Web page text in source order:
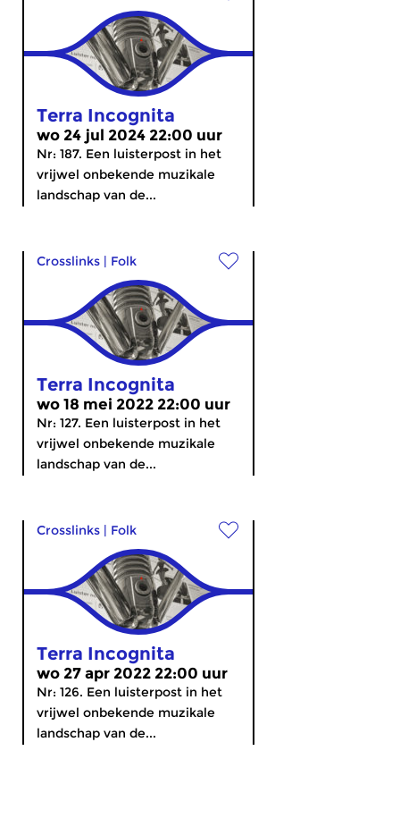
Terra Incognita
wo 24 jul 2024 22:00 uur
Nr: 187. Een luisterpost in het
vrijwel onbekende muzikale
landschap van de...
Crosslinks | Folk
Terra Incognita
wo 18 mei 2022 22:00 uur
Nr: 127. Een luisterpost in het
vrijwel onbekende muzikale
landschap van de...
Crosslinks | Folk
Terra Incognita
wo 27 apr 2022 22:00 uur
Nr: 126. Een luisterpost in het
vrijwel onbekende muzikale
landschap van de...